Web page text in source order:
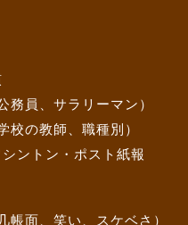
務員、サラリーマン）
校の教師、職種別）
ントン・ポスト紙報
帳面、笑い、スケベさ）